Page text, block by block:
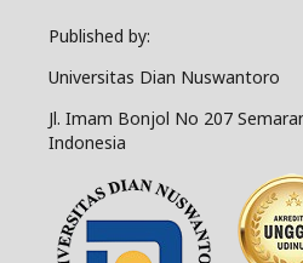
Published by:
Universitas Dian Nuswantoro
Jl. Imam Bonjol No 207
Indonesia